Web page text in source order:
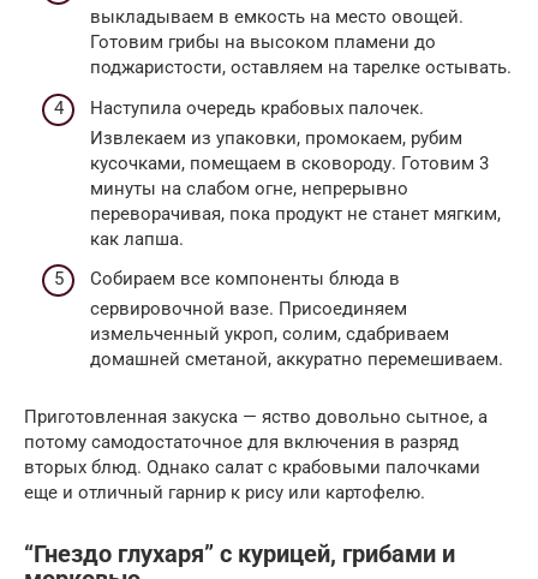
выкладываем в емкость на место овощей.
Готовим грибы на высоком пламени до
поджаристости, оставляем на тарелке остывать.
Наступила очередь крабовых палочек.
Извлекаем из упаковки, промокаем, рубим
кусочками, помещаем в сковороду. Готовим 3
минуты на слабом огне, непрерывно
переворачивая, пока продукт не станет мягким,
как лапша.
Собираем все компоненты блюда в
сервировочной вазе. Присоединяем
измельченный укроп, солим, сдабриваем
домашней сметаной, аккуратно перемешиваем.
Приготовленная закуска — яство довольно сытное, а
потому самодостаточное для включения в разряд
вторых блюд. Однако салат с крабовыми палочками
еще и отличный гарнир к рису или картофелю.
“Гнездо глухаря” с курицей, грибами и